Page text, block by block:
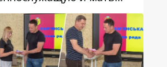
детей, которую
КАБ